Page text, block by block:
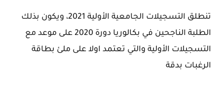
تنطلق التسجيلات الجامعية الأولية 2021، ويكون بذلك
الطلبة الناجحين في بكالوريا دورة 2020 على موعد مع
التسجيلات الأولية والتي تعتمد اولا على ملئ بطاقة
الرغبات بدقة